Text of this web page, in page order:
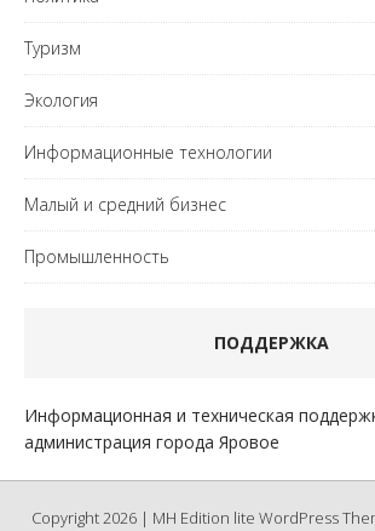
Туризм
Экология
Информационные технологии
Малый и средний бизнес
Промышленность
ПОДДЕРЖКА
Информационная и техническая
администрация города Яровое
Copyright 2026 | MH Edition lite WordPress